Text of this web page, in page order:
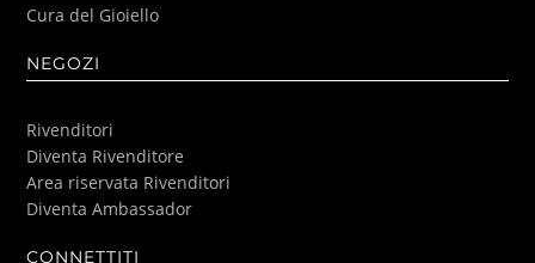
Cura del Gioiello
NEGOZI
Rivenditori
Diventa Rivenditore
Area riservata Rivenditori
Diventa Ambassador
CONNETTITI